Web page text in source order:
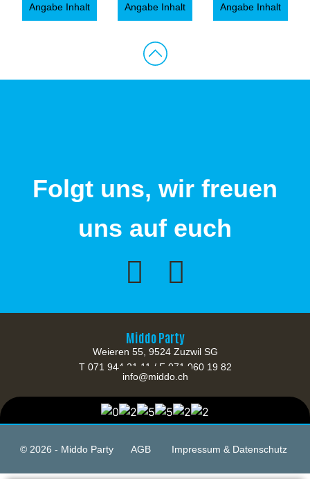
Angabe Inhalt Angabe Inhalt Angabe Inhalt
Folgt uns, wir freuen
uns auf euch
Middo Party
Weieren 55, 9524 Zuzwil SG
T 071 944 21 11 / F 071 960 19 82
info@middo.ch
© 2026 - Middo Party AGB Impressum & Datenschutz